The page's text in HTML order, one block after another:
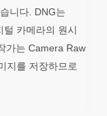
니다. DNG는
카메라의 원시
가는 Camera Raw
지를 저장하므로